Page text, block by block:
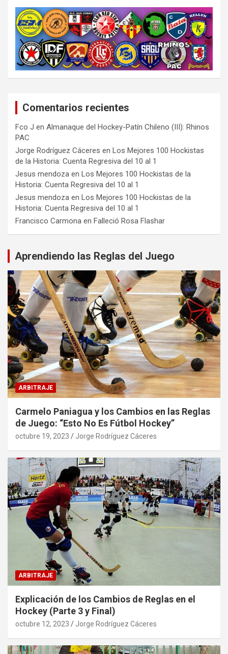
Comentarios recientes
Fco J en Almanaque del Hockey-Patín Chileno (III): Rhinos
PAC
Jorge Rodríguez Cáceres en Los Mejores 100 Hockistas
de la Historia: Cuenta Regresiva del 10 al 1
Jesus mendoza en Los Mejores 100 Hockistas de la
Historia: Cuenta Regresiva del 10 al 1
Jesus mendoza en Los Mejores 100 Hockistas de la
Historia: Cuenta Regresiva del 10 al 1
Francisco Carmona en Falleció Rosa Flashar
Aprendiendo las Reglas del Juego
ARBITRAJE
Carmelo Paniagua y los Cambios en las Reglas
de Juego: “Esto No Es Fútbol Hockey”
octubre 19, 2023 Jorge Rodríguez Cáceres
ARBITRAJE
Explicación de los Cambios de Reglas en el
Hockey (Parte 3 y Final)
octubre 12, 2023 Jorge Rodríguez Cáceres